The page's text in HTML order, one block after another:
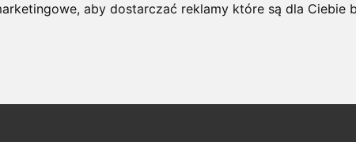
,aby dostarczać reklamy które są dla Ciebie